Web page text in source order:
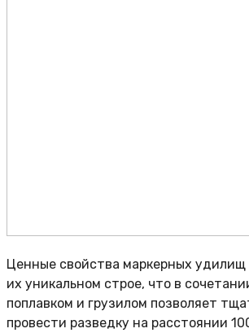
Ценные свойства маркерных удилищ
их уникальном строе, что в
поплавком и грузилом позволяет
провести разведку на расстоянии